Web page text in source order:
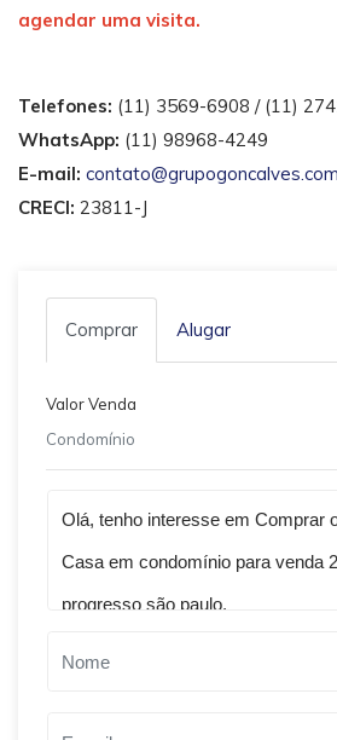
agendar uma visita.
Telefones: (11) 3569-6908 / (11)
WhatsApp: (11) 98968-4249
E-mail:
CRECI: 23811-J
Comprar Alugar
Valor Venda
Condomínio